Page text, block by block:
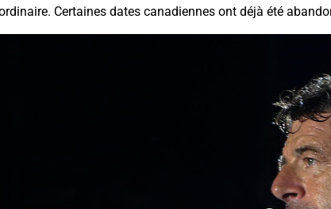
Certaines dates canadiennes ont déjà été